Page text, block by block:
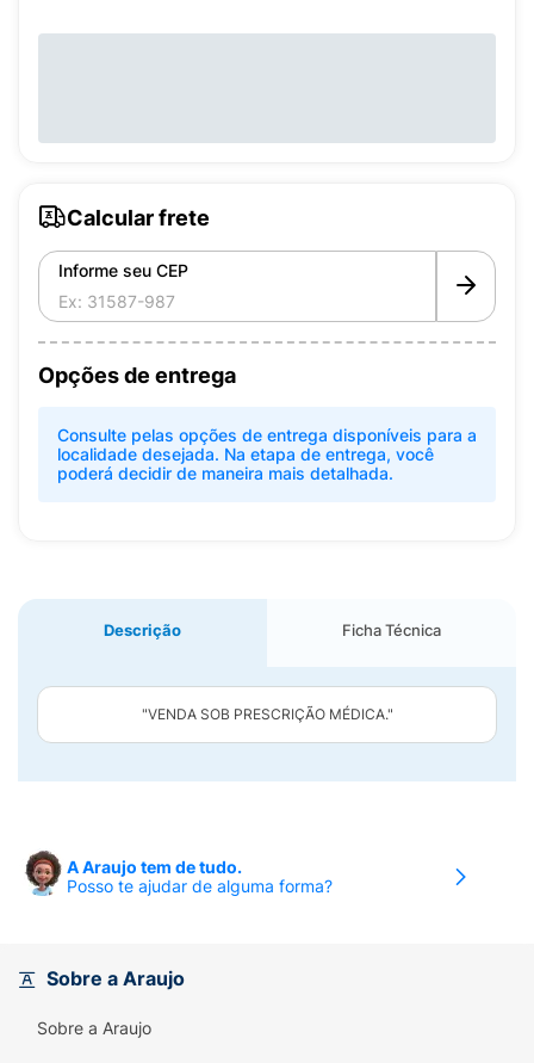
Calcular frete
Informe seu CEP
Opções de entrega
Consulte pelas opções de entrega disponíveis para a
localidade desejada. Na etapa de entrega, você
poderá decidir de maneira mais detalhada.
Descrição Ficha Técnica
"VENDA SOB PRESCRIÇÃO MÉDICA."
A Araujo tem de tudo.
Posso te ajudar de alguma forma?
Sobre a Araujo
Sobre a Araujo